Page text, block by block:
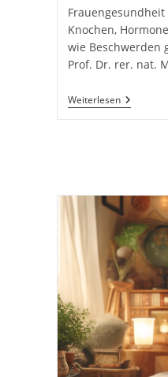
Frauengesundheit
Knochen,
wie Beschwerden
Prof. Dr. rer. nat.
Weiterlesen
Geht
Wie
Der
Körper
Tickt
Und
Wie
Gezielt
Werden
Können
Von